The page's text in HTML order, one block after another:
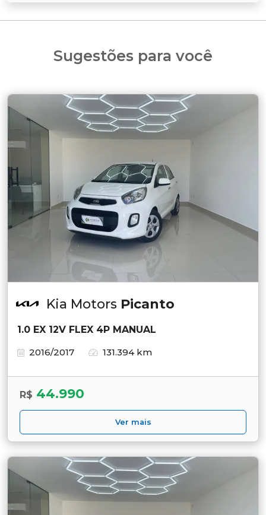
Sugestões para você
Kia Motors Picanto
1.0 EX 12V FLEX 4P MANUAL
2016/2017
131.394 km
R$ 44.990
Ver mais